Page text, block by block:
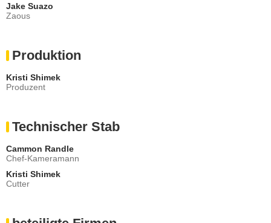
Jake Suazo
Zaous
Produktion
Kristi Shimek
Produzent
Technischer Stab
Cammon Randle
Chef-Kameramann
Kristi Shimek
Cutter